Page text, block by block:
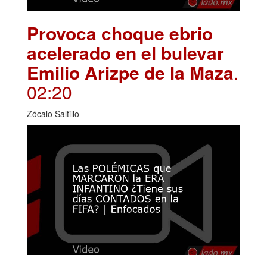
Provoca choque ebrio
acelerado en el bulevar
Emilio Arizpe de la Maza.
02:20
Zócalo Saltillo